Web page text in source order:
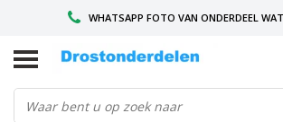
WHATSAPP FOTO VAN ONDERDEEL
VOOR 16.00 BESTELD, VANDAAG
GESPECIALISEERD PEUGEOT